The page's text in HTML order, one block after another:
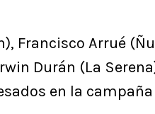
Francisco Arrué
Durán (La
en la